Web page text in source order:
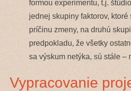
formou experimentu, t.j.
jednej skupiny faktorov,
príčinu zmeny, na druhú
predpokladu, že všetky
sa výskum netýka, sú stále –
Vypracovanie